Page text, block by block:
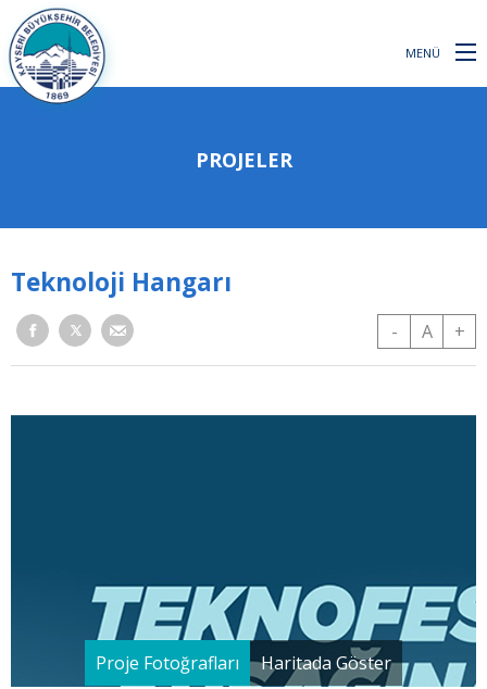
MENÜ
PROJELER
Teknoloji Hangarı
- A +
Proje Fotoğrafları Haritada Göster